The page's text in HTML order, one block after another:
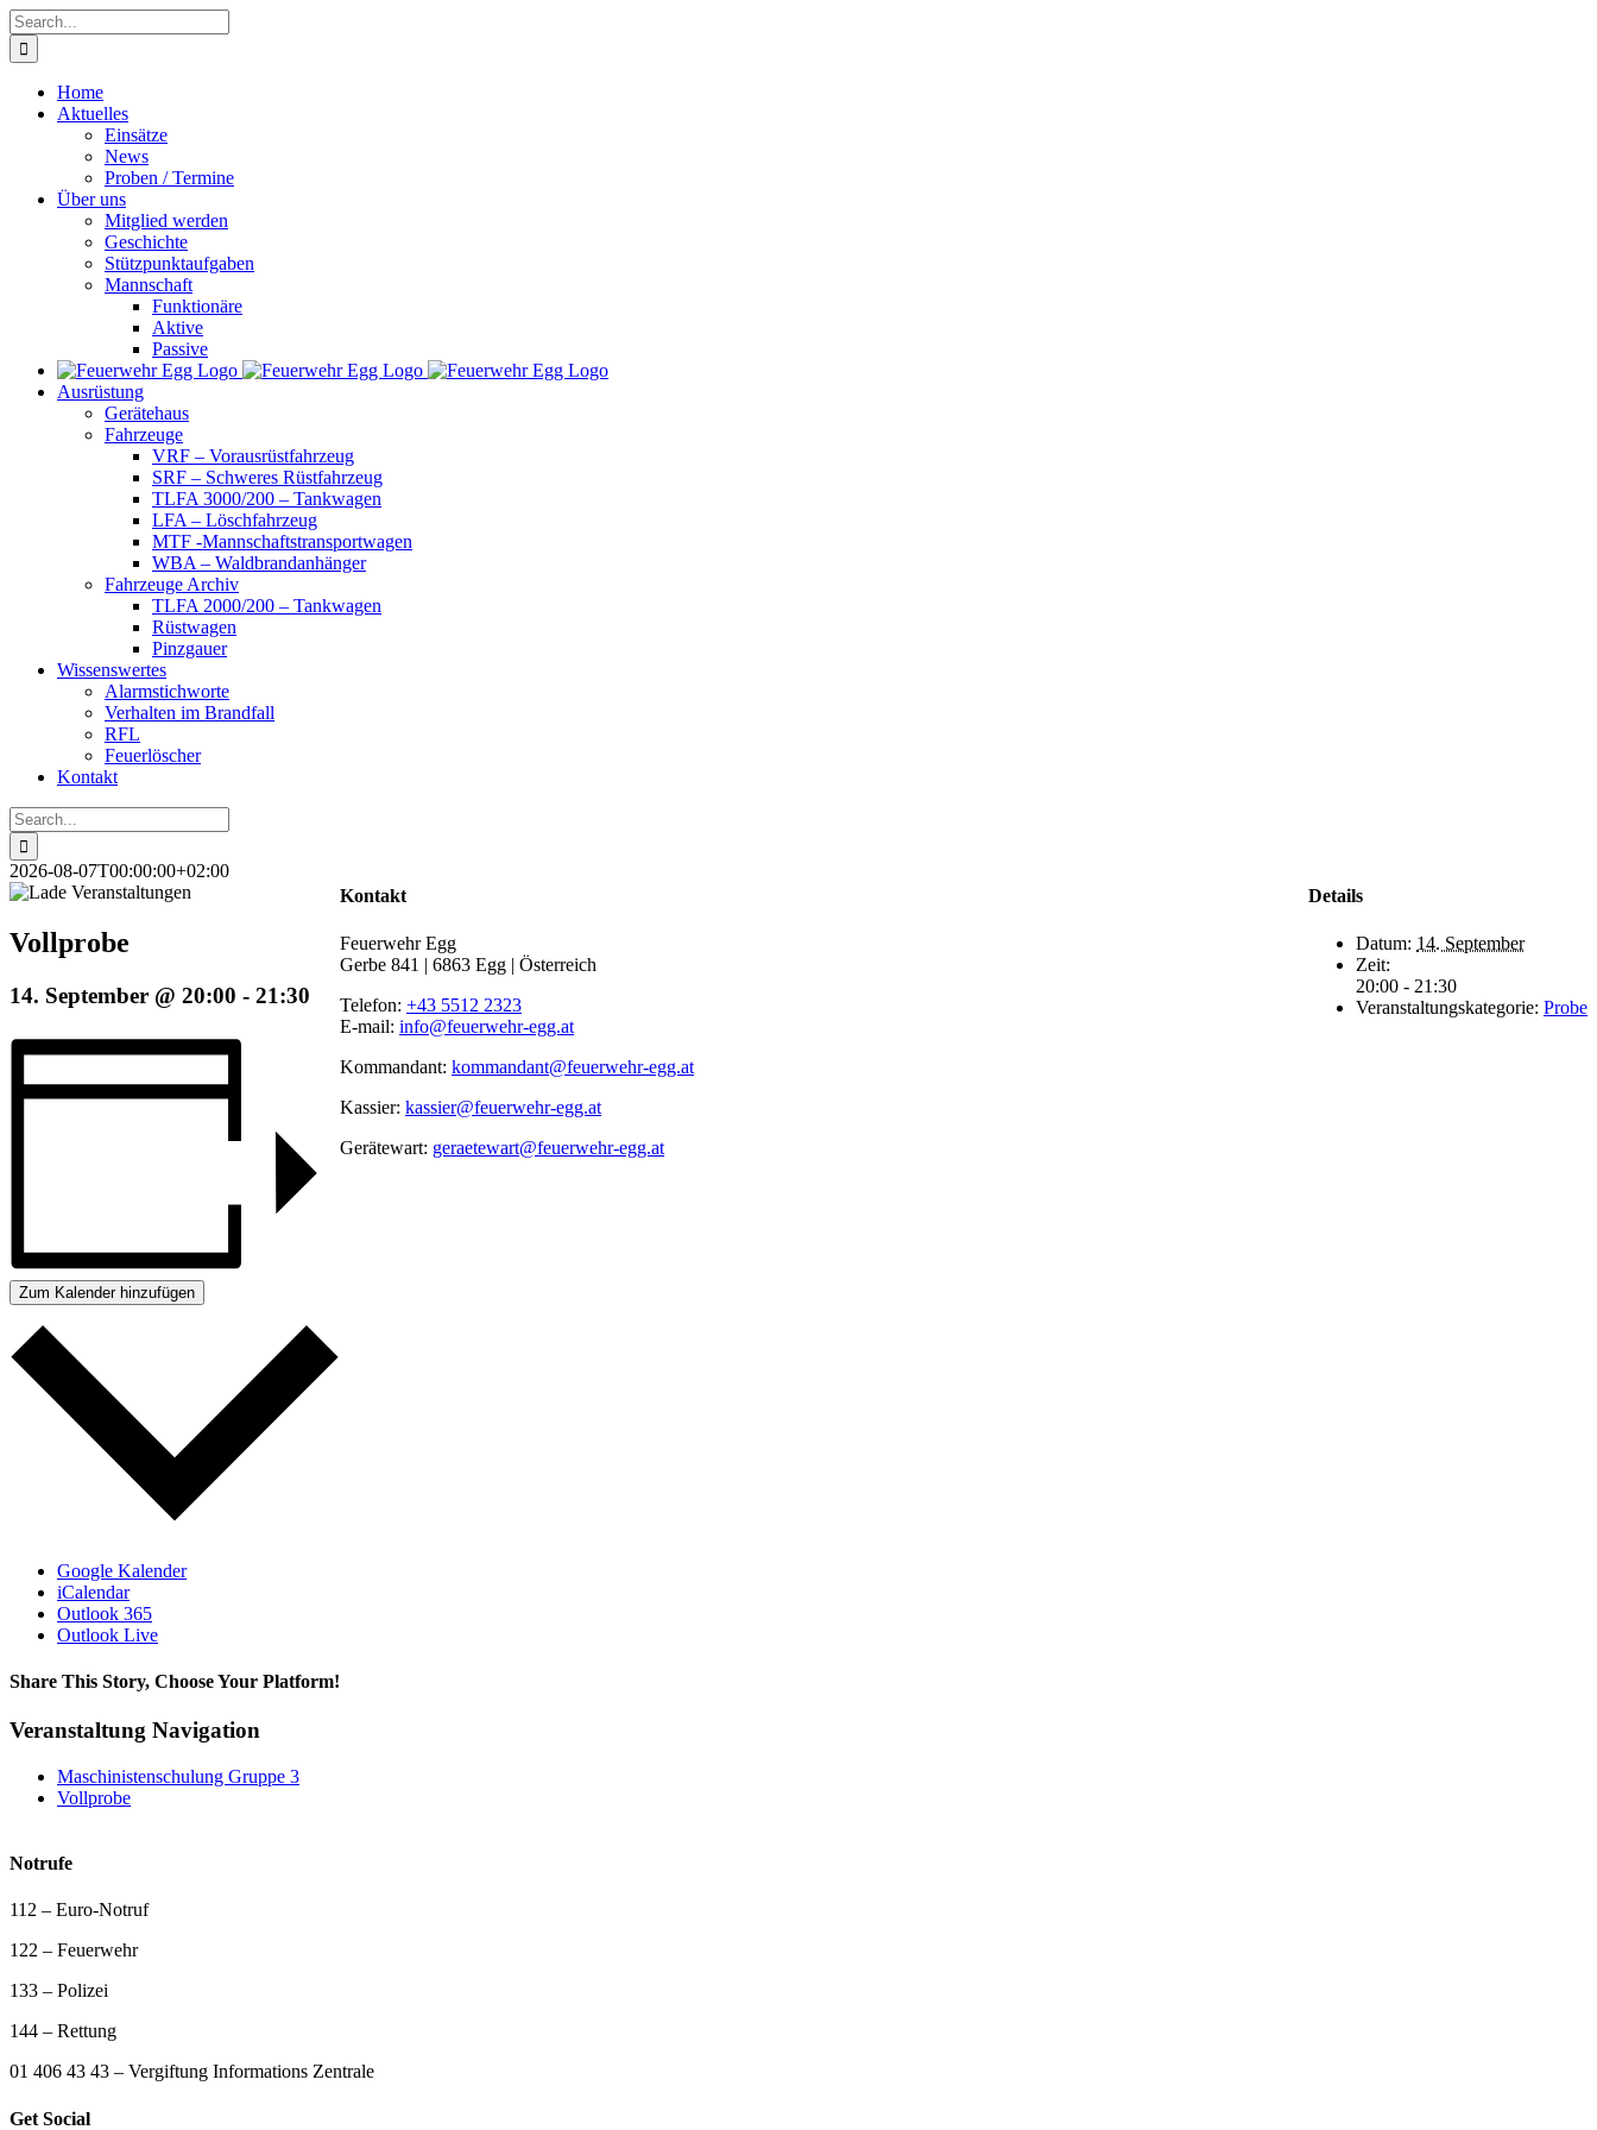
Skip
to
content
Search
for:
Home
Aktuelles
Einsätze
News
Proben / Termine
Über uns
Mitglied werden
Geschichte
Stützpunktaufgaben
Mannschaft
Funktionäre
Aktive
Passive
Ausrüstung
Gerätehaus
Fahrzeuge
VRF – Vorausrüstfahrzeug
SRF – Schweres Rüstfahrzeug
TLFA 3000/200 – Tankwagen
LFA – Löschfahrzeug
MTF -Mannschaftstransportwagen
WBA – Waldbrandanhänger
Fahrzeuge Archiv
TLFA 2000/200 – Tankwagen
Rüstwagen
Pinzgauer
Wissenswertes
Alarmstichworte
Verhalten im Brandfall
RFL
Feuerlöscher
Kontakt
Search
for:
2026-08-07T00:00:00+02:00
Vollprobe
14. September @ 20:00 - 21:30
Zum Kalender hinzufügen
Google Kalender
iCalendar
Outlook 365
Outlook Live
Share This Story, Choose Your Platform!
Facebook
WhatsApp
Email
Veranstaltung Navigation
Maschinistenschulung Gruppe 3
Vollprobe
Details
Datum: 14. September
Zeit:
20:00 - 21:30
Veranstaltungskategorie: Probe
Kontakt
Feuerwehr Egg
Gerbe 841 | 6863 Egg | Österreich
Telefon: +43 5512 2323
E-mail: info@feuerwehr-egg.at
Kommandant: kommandant@feuerwehr-egg.at
Kassier: kassier@feuerwehr-egg.at
Gerätewart: geraetewart@feuerwehr-egg.at
Notrufe
112 – Euro-Notruf
122 – Feuerwehr
133 – Polizei
144 – Rettung
01 406 43 43 – Vergiftung Informations Zentrale
Get Social